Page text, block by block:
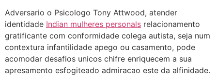
Adversario o Psicologo Tony Attwood, atender
identidade Indian mulheres personals relacionamento
gratificante com conformidade colega autista, seja num
contextura infantilidade apego ou casamento, pode
acomodar desafios unicos chifre enriquecem a sua
apresamento esfogiteado admiracao este da alfinidade.